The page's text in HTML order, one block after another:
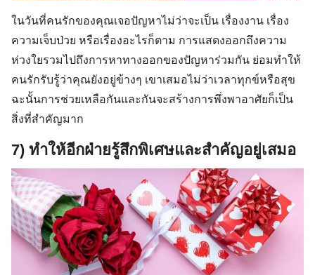
ในวันที่คนรักของคุณเจอปัญหาไม่ว่าจะเป็น เรื่องงาน เรื่อง
ความเจ็บป่วย หรือเรื่องอะไรก็ตาม การแสดงออกถึงความ
ห่วงใยรวมไปถึงการหาทางออกของปัญหาร่วมกัน ย่อมทำให้
คนรักรับรู้ว่าคุณยังอยู่ข้างๆ เขาเสมอไม่ว่าเวลาทุกข์หรือสุข
ฉะนั้นการช่วยเหลือกันและกันจะสร้างการพึ่งพาอาศัยก็เป็น
สิ่งที่สำคัญมาก
7) ทำให้อีกฝ่ายรู้สึกพิเศษและสำคัญอยู่เสมอ